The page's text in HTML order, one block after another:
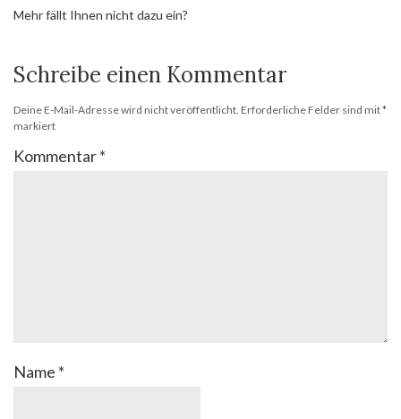
Mehr fällt Ihnen nicht dazu ein?
Schreibe einen Kommentar
Deine E-Mail-Adresse wird nicht veröffentlicht. Erforderliche Felder sind mit*
markiert
Kommentar*
Name *